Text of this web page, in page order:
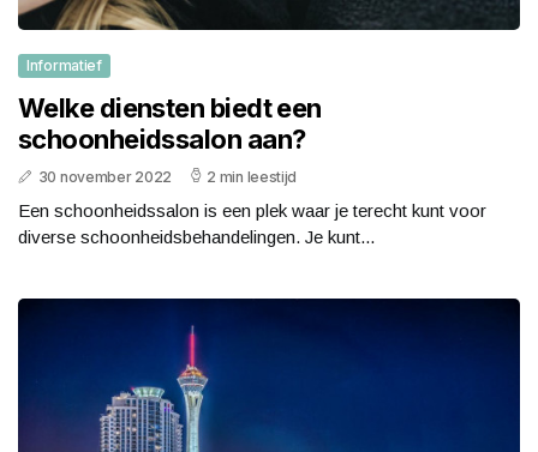
Informatief
Welke diensten biedt een
schoonheidssalon aan?
30 november 2022 2 min leestijd
Een schoonheidssalon is een plek waar je terecht kunt voor
diverse schoonheidsbehandelingen. Je kunt...